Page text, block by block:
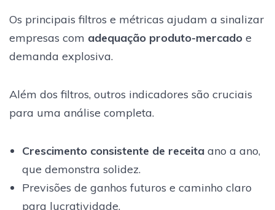
Os principais filtros e métricas ajudam a sinalizar
empresas com adequação produto-mercado e
demanda explosiva.
Além dos filtros, outros indicadores são cruciais
para uma análise completa.
Crescimento consistente de receitaano a ano,
que demonstra solidez.
Previsões de ganhos futuros e caminho claro
para lucratividade.